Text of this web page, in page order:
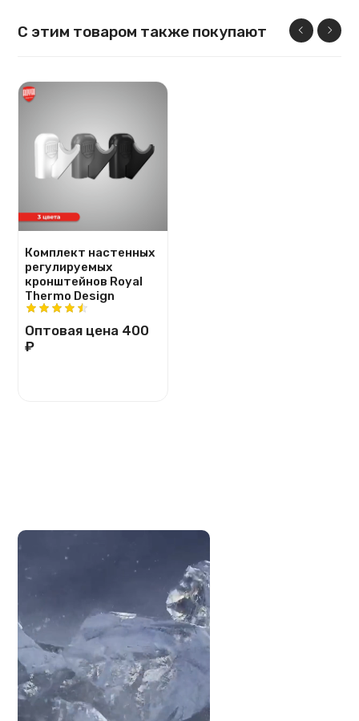
С этим товаром также покупают
Комплект настенных
регулируемых
кронштейнов Royal
Thermo Design
Оптовая цена 400
₽